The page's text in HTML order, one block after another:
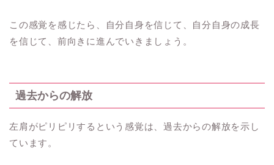
この感覚を感じたら、自分自身を信じて、自分自身の成長
を信じて、前向きに進んでいきましょう。
過去からの解放
左肩がピリピリするという感覚は、過去からの解放を示し
ています。